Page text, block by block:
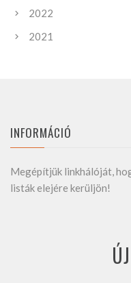
2022
2021
INFORMÁCIÓ
Megépítjük linkhálóját,
listák elejére kerüljön!